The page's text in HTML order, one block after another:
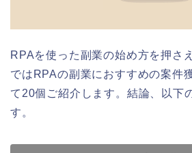
RPAを使った副業の始め方を押さ
ではRPAの副業におすすめの案件
て20個ご紹介します。結論、以下
す。